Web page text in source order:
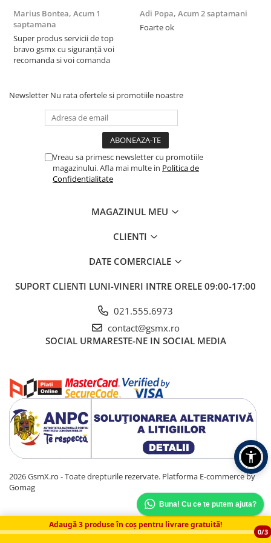
✅Functie de suport:
mentine telefonul sa poti
viziona filme si
videoclipuri fara efort
✅Se curata usor
Husa de protectie Tip
carte cu Suport card,
Inchidere Magnetica,
Protectie completa
(fata+spate / 360)
Marius Bontea, Acum 1
saptamana
Super produs servicii de top
bravo gsmx cu siguranță voi
recomanda si voi comanda
Adi Popa, Acum 2 saptamani
Foarte ok
Newsletter Nu rata ofertele si promotiile noastre
Vreau sa primesc newsletter cu promotiile
magazinului. Afla mai multe in Politica de
Confidentialitate
MAGAZINUL MEU
CLIENTI
DATE COMERCIALE
SUPORT CLIENTI LUNI-VINERI INTRE ORELE 09:00-17:00
021.555.6973
contact@gsmx.ro
SOCIAL URMARESTE-NE IN SOCIAL MEDIA
2026 GsmX.ro - Toate drepturile rezervate. Platforma E-commerce by
Gomag
Adaugă 3 produse în coș pentru livrare gratuită!
0/3
Buna! Cu ce te putem ajuta?